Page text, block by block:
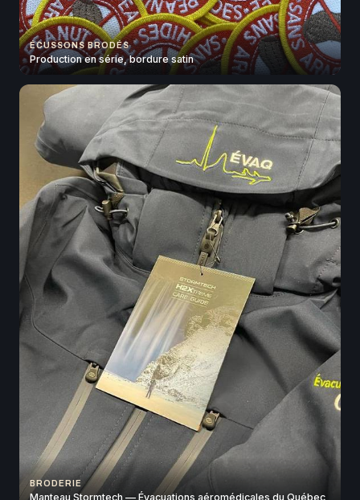
ÉCUSSONS BRODÉS
Production en série, bordure satin
BRODERIE
Manteau Stormtech — Évacuations aéromédicales du Québec